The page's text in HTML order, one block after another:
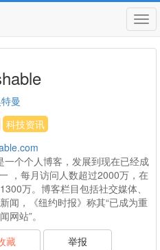
曼
科技资讯
个个人博客，发展到现在已经成
，每月访问人数超过2000万，在
万。博客栏目包括社交媒体、
闻，《纽约时报》称其“已成为重
网站”。
藏 举报